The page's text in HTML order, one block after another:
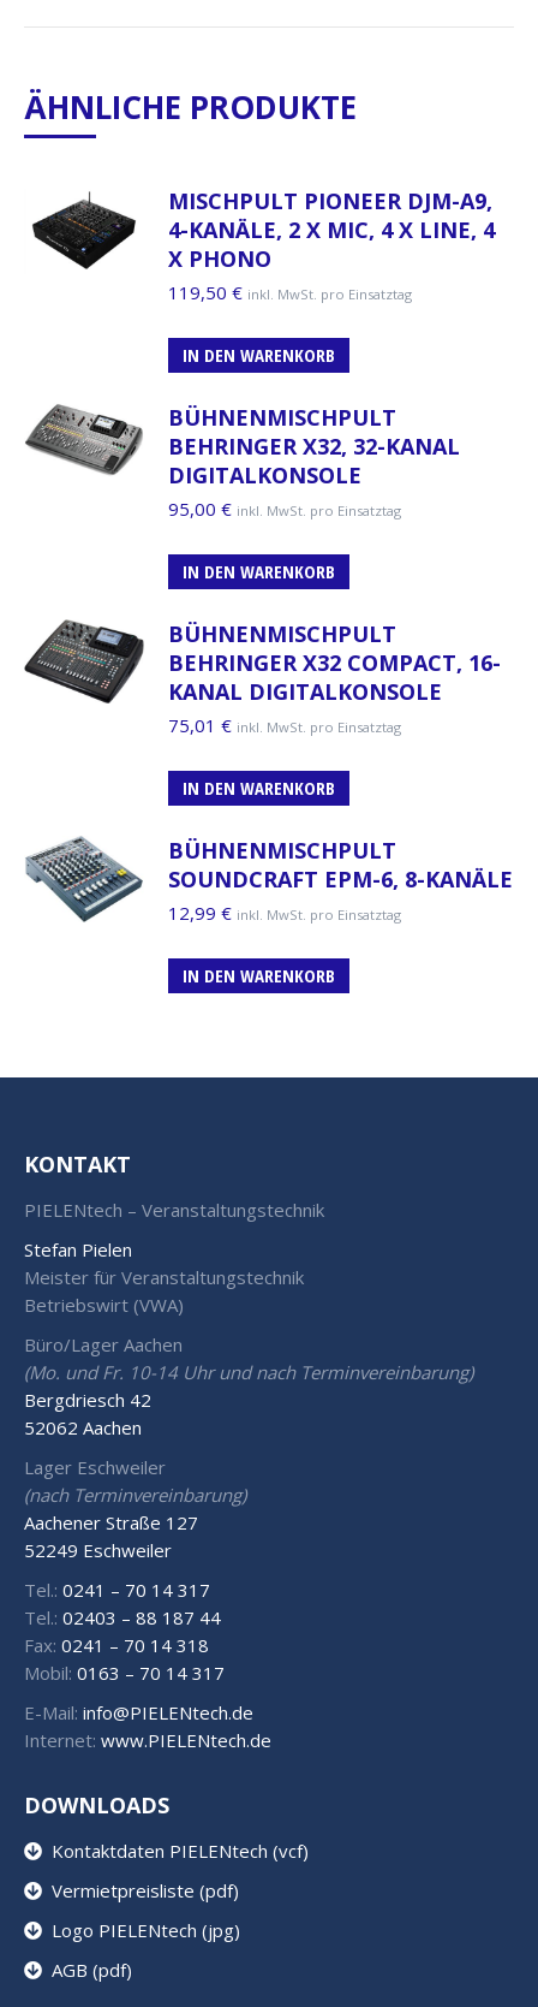
ÄHNLICHE PRODUKTE
MISCHPULT PIONEER DJM-A9,
4-KANÄLE, 2 X MIC, 4 X LINE, 4
X PHONO
119,50 € inkl. MwSt. pro Einsatztag
IN DEN WARENKORB
BÜHNENMISCHPULT
BEHRINGER X32, 32-KANAL
DIGITALKONSOLE
95,00 € inkl. MwSt. pro Einsatztag
IN DEN WARENKORB
BÜHNENMISCHPULT
BEHRINGER X32 COMPACT, 16-
KANAL DIGITALKONSOLE
75,01 € inkl. MwSt. pro Einsatztag
IN DEN WARENKORB
BÜHNENMISCHPULT
SOUNDCRAFT EPM-6, 8-KANÄLE
12,99 € inkl. MwSt. pro Einsatztag
IN DEN WARENKORB
KONTAKT
PIELENtech – Veranstaltungstechnik
Stefan Pielen
Meister für Veranstaltungstechnik
Betriebswirt (VWA)
Büro/Lager Aachen
(Mo. und Fr. 10-14 Uhr und nach Terminvereinbarung)
Bergdriesch 42
52062 Aachen
Lager Eschweiler
(nach Terminvereinbarung)
Aachener Straße 127
52249 Eschweiler
Tel.: 0241 – 70 14 317
Tel.: 02403 – 88 187 44
Fax: 0241 – 70 14 318
Mobil: 0163 – 70 14 317
E-Mail: info@PIELENtech.de
Internet: www.PIELENtech.de
DOWNLOADS
Kontaktdaten PIELENtech (vcf)
Vermietpreisliste (pdf)
Logo PIELENtech (jpg)
AGB (pdf)